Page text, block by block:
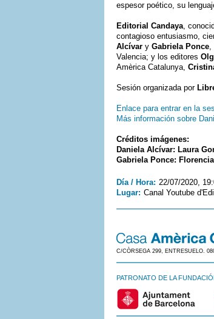
espesor poético, su
Editorial Candaya,
contagioso entusiasmo,
Alcívar y Gabriela Ponce,
Valencia; y los editores
Amèrica Catalunya,
Sesión organizada por
Enlace para entrar en la
Más información sobre
Créditos imágenes:
Daniela Alcívar: Laura
Gabriela Ponce:
Día / Hora: 22/07/2020,
Lugar: Canal Youtube
C/CÒRSEGA 299, ENTRESUELO.
PATRONATO DE LA